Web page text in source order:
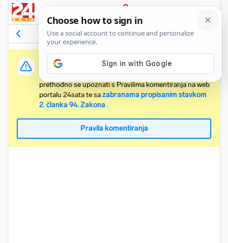
PRIJAVA
Komentari Relevantni
Važna obavijest:
Svaki korisnik koji želi komentirati članke obvezan je
prethodno se upoznati s Pravilima komentiranja na web
portalu 24sata te sazabranama propisanim stavkom
2. članka 94. Zakona .
Pravila komentiranja